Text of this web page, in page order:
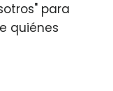
para
quiénes